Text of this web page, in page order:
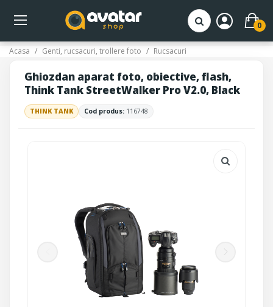
0
Acasa Genti, rucsacuri, trollere foto Rucsacuri
Ghiozdan aparat foto, obiective, flash,
Think Tank StreetWalker Pro V2.0, Black
THINK TANK Cod produs: 116748